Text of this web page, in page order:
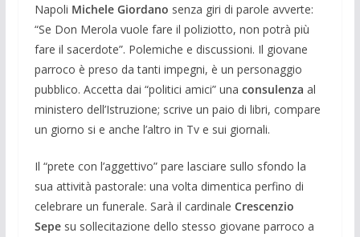
Napoli Michele Giordano senza giri di parole avverte:
“Se Don Merola vuole fare il poliziotto, non potrà più
fare il sacerdote”. Polemiche e discussioni. Il giovane
parroco è preso da tanti impegni, è un personaggio
pubblico. Accetta dai “politici amici” una consulenza al
ministero dell’Istruzione; scrive un paio di libri, compare
un giorno si e anche l’altro in Tv e sui giornali.
Il “prete con l’aggettivo” pare lasciare sullo sfondo la
sua attività pastorale: una volta dimentica perfino di
celebrare un funerale. Sarà il cardinale Crescenzio
Sepesu sollecitazione dello stesso giovane parroco a